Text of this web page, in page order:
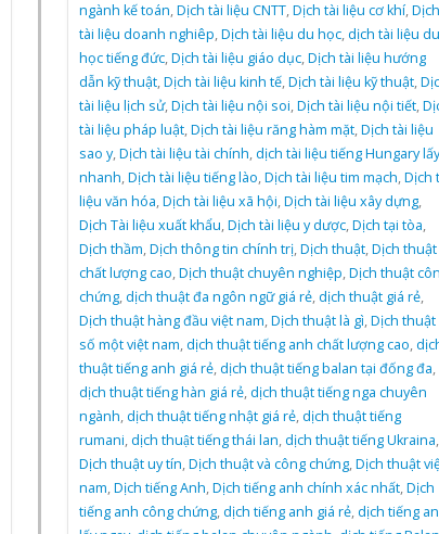
ngành kế toán,Dịch tài liệu CNTT,Dịch tài liệu cơ khí,Dịch
tài liệu doanh nghiêp,Dịch tài liệu du học,dịch tài liệu du
học tiếng đức,Dịch tài liệu giáo dục,Dịch tài liệu hướng
dẫn kỹ thuật,Dịch tài liệu kinh tế,Dịch tài liệu kỹ thuật,
tài liệu lịch sử,Dịch tài liệu nội soi,Dịch tài liệu nội tiết,
tài liệu pháp luật,Dịch tài liệu răng hàm mặt,Dịch tài liệu
sao y,Dịch tài liệu tài chính,dịch tài liệu tiếng Hungary lấy
nhanh,Dịch tài liệu tiếng lào,Dịch tài liệu tim mạch,Dịch
liệu văn hóa,Dịch tài liệu xã hội,Dịch tài liệu xây dựng,
Dịch Tài liệu xuất khẩu,Dịch tài liệu y dược,Dịch tại tòa,
Dịch thầm,Dịch thông tin chính trị,Dịch thuật,Dịch thuật
chất lượng cao,Dịch thuật chuyên nghiệp,Dịch thuật
chứng,dịch thuật đa ngôn ngữ giá rẻ,dịch thuật giá rẻ,
Dịch thuật hàng đầu việt nam,Dịch thuật là gì,Dịch thuật
số một việt nam,dịch thuật tiếng anh chất lượng cao,
thuật tiếng anh giá rẻ,dịch thuật tiếng balan tại đống đa,
dịch thuật tiếng hàn giá rẻ,dịch thuật tiếng nga chuyên
ngành,dịch thuật tiếng nhật giá rẻ,dịch thuật tiếng
rumani,dịch thuật tiếng thái lan,dịch thuật tiếng Ukraina,
Dịch thuật uy tín,Dịch thuật và công chứng,Dịch thuật
nam,Dịch tiếng Anh,Dịch tiếng anh chính xác nhất,Dịch
tiếng anh công chứng,dịch tiếng anh giá rẻ,dịch tiếng